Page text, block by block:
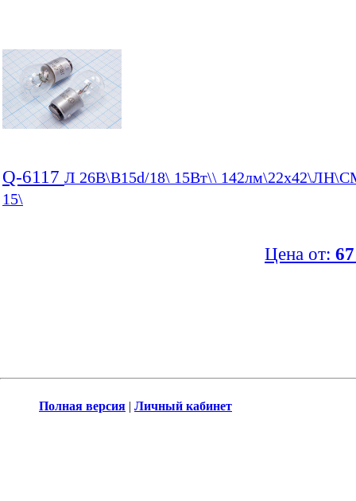
Q-6117 Л 26В\B15d/18\ 15Вт\\
15\
Цена от:
Полная версия | Личный кабинет